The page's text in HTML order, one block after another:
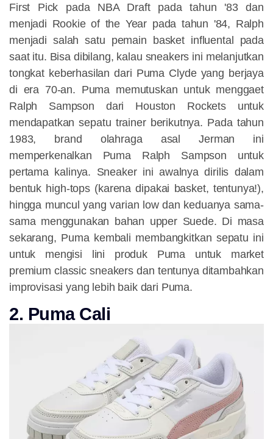
First Pick pada NBA Draft pada tahun '83 dan
menjadi Rookie of the Year pada tahun '84, Ralph
menjadi salah satu pemain basket influental pada
saat itu. Bisa dibilang, kalau sneakers ini melanjutkan
tongkat keberhasilan dari Puma Clyde yang berjaya
di era 70-an. Puma memutuskan untuk menggaet
Ralph Sampson dari Houston Rockets untuk
mendapatkan sepatu trainer berikutnya. Pada tahun
1983, brand olahraga asal Jerman ini
memperkenalkan Puma Ralph Sampson untuk
pertama kalinya. Sneaker ini awalnya dirilis dalam
bentuk high-tops (karena dipakai basket, tentunya!),
hingga muncul yang varian low dan keduanya sama-
sama menggunakan bahan upper Suede. Di masa
sekarang, Puma kembali membangkitkan sepatu ini
untuk mengisi lini produk Puma untuk market
premium classic sneakers dan tentunya ditambahkan
improvisasi yang lebih baik dari Puma.
2. Puma Cali